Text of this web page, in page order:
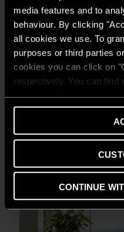
media features and to
behaviour. By clicking
all cookies we use. To
purposes or third parties
cookies you can click on
respectively. You can find
CONTINUE
GUIDA AL RISPARMIO
Quanto consuma